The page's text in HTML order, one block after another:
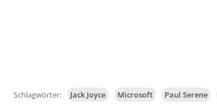
Schlagwörter: Jack Joyce Microsoft Paul Serene